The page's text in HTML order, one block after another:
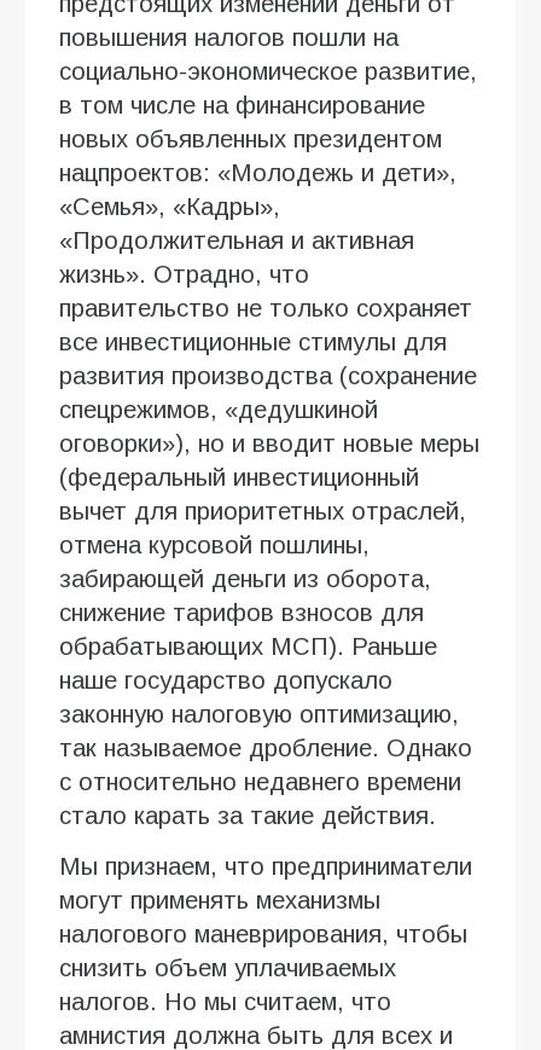
повышения налогов пошли на
социально-экономическое развитие,
в том числе на финансирование
новых объявленных президентом
нацпроектов: «Молодежь и дети»,
«Семья», «Кадры»,
«Продолжительная и активная
жизнь». Отрадно, что
правительство не только сохраняет
все инвестиционные стимулы для
развития производства (сохранение
спецрежимов, «дедушкиной
оговорки»), но и вводит новые меры
(федеральный инвестиционный
вычет для приоритетных отраслей,
отмена курсовой пошлины,
забирающей деньги из оборота,
снижение тарифов взносов для
обрабатывающих МСП). Раньше
наше государство допускало
законную налоговую оптимизацию,
так называемое дробление. Однако
с относительно недавнего времени
стало карать за такие действия.
Мы признаем, что предприниматели
могут применять механизмы
налогового маневрирования, чтобы
снизить объем уплачиваемых
налогов. Но мы считаем, что
амнистия должна быть для всех и